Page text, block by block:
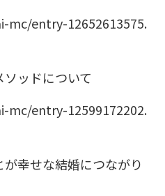
entry-12652613575.
ソッドについて
entry-12599172202.
幸せな結婚につながり